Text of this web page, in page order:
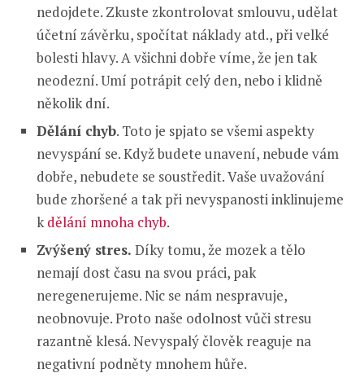
nedojdete. Zkuste zkontrolovat smlouvu, udělat
účetní závěrku, spočítat náklady atd., při velké
bolesti hlavy. A všichni dobře víme, že jen tak
neodezní. Umí potrápit celý den, nebo i klidně
několik dní.
Dělání chyb. Toto je spjato se všemi aspekty
nevyspání se. Když budete unavení, nebude vám
dobře, nebudete se soustředit. Vaše uvažování
bude zhoršené a tak při nevyspanosti inklinujeme
kdělání mnoha chyb.
Zvýšený stres. Díky tomu, že mozek a tělo
nemají dost času na svou práci, pak
neregenerujeme. Nic se nám nespravuje,
neobnovuje. Proto naše odolnost vůči stresu
razantně klesá. Nevyspalý člověk reaguje na
negativní podněty mnohem hůře.